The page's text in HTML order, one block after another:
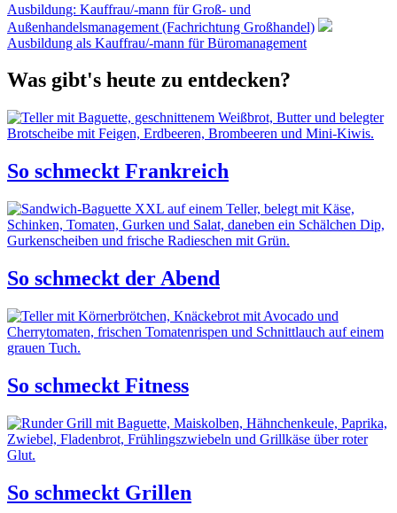
Ausbildung: Kauffrau/-mann für Groß- und
Außenhandelsmanagement (Fachrichtung Großhandel)
Ausbildung als Kauffrau/-mann für Büromanagement
Was gibt's heute zu entdecken?
So schmeckt Frankreich
So schmeckt der Abend
So schmeckt Fitness
So schmeckt Grillen